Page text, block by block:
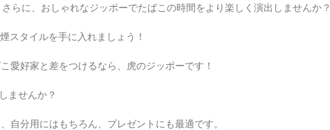
らに、おしゃれなジッポーでたばこの時間をより楽しく演出しませんか？
スタイルを手に入れましょう！
愛好家と差をつけるなら、虎のジッポーです！
ませんか？
自分用にはもちろん、プレゼントにも最適です。